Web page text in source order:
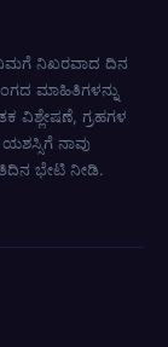
ನಿಮಗೆ ನಿಖರವಾದ ದಿನ
ಮಾಹಿತಿಗಳನ್ನು
ವಿಶ್ಲೇಷಣೆ, ಗ್ರಹಗಳ
ನಾವು
ಭೇಟಿ ನೀಡಿ.